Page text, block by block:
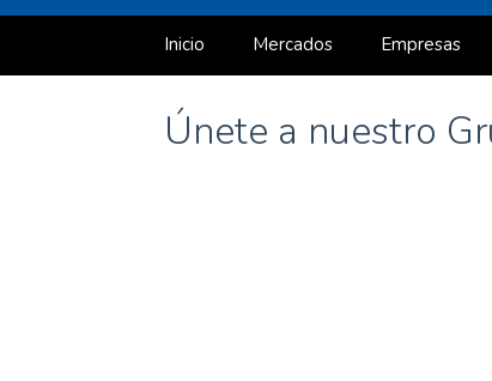
Inicio Mercados Empresas
Curso Gratuito de Valoración de
Únete a nuestro